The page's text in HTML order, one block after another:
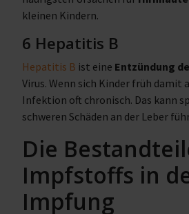
kleinen Kindern.
6 Hepatitis B
Hepatitis B ist eine Entzündung
Virus. Wenn sich Kinder früh damit
Infektion oft chronisch. Das kann
schweren Schäden an der Leber
Die
Impfstoffs in
Impfung